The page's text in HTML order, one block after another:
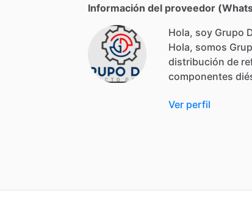
Información del proveedor
Hola, soy Grupo
Hola, somos
distribución de
componentes
Ver perfil